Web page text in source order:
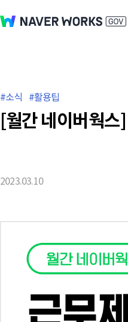
소식 활용팁
[월간 네이버웍
2023.03.10